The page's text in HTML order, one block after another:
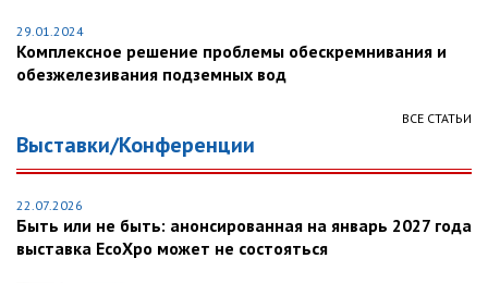
29.01.2024
Комплексное решение проблемы обескремнивания и
обезжелезивания подземных вод
ВСЕ СТАТЬИ
Выставки/Конференции
22.07.2026
Быть или не быть: анонсированная на январь 2027 года
выставка EcoXpo может не состояться